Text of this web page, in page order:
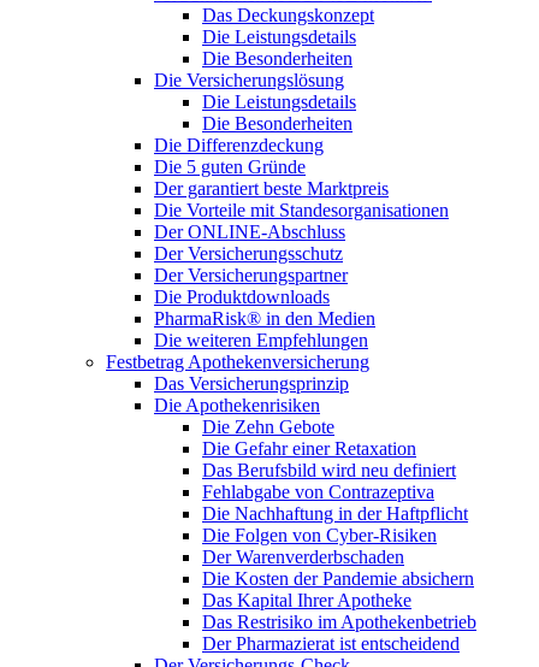
Das Deckungskonzept
Die Leistungsdetails
Die Besonderheiten
Die Versicherungslösung
Die Leistungsdetails
Die Besonderheiten
Die Differenzdeckung
Die 5 guten Gründe
Der garantiert beste Marktpreis
Die Vorteile mit Standesorganisationen
Der ONLINE-Abschluss
Der Versicherungsschutz
Der Versicherungspartner
Die Produktdownloads
PharmaRisk® in den Medien
Die weiteren Empfehlungen
Festbetrag Apothekenversicherung
Das Versicherungsprinzip
Die Apothekenrisiken
Die Zehn Gebote
Die Gefahr einer Retaxation
Das Berufsbild wird neu definiert
Fehlabgabe von Contrazeptiva
Die Nachhaftung in der Haftpflicht
Die Folgen von Cyber-Risiken
Der Warenverderbschaden
Die Kosten der Pandemie absichern
Das Kapital Ihrer Apotheke
Das Restrisiko im Apothekenbetrieb
Der Pharmazierat ist entscheidend